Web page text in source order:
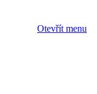
Otevřít menu